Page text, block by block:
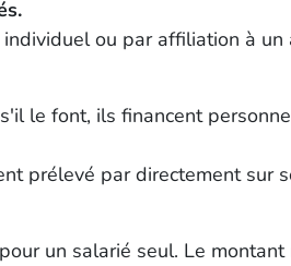
ou par affiliation à un
le font, ils financent
prélevé par directement sur
un salarié seul. Le